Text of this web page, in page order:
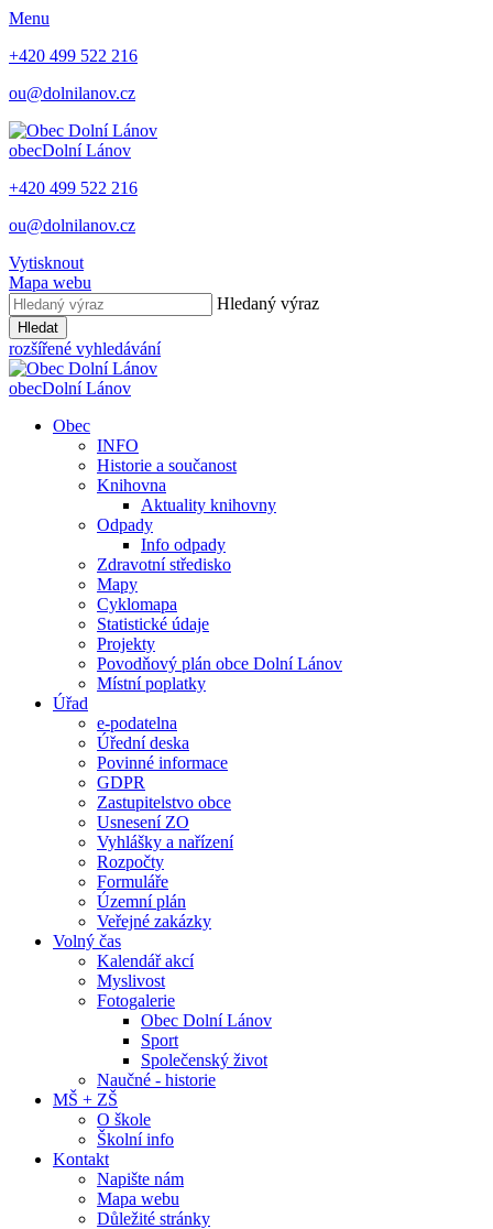
Menu
+420 499 522 216
ou@dolnilanov.cz
obecDolní Lánov
+420 499 522 216
ou@dolnilanov.cz
Vytisknout
Mapa webu
Hledaný výraz
Hledat
rozšířené vyhledávání
obecDolní Lánov
Obec
INFO
Historie a součanost
Knihovna
Aktuality knihovny
Odpady
Info odpady
Zdravotní středisko
Mapy
Cyklomapa
Statistické údaje
Projekty
Povodňový plán obce Dolní Lánov
Místní poplatky
Úřad
e-podatelna
Úřední deska
Povinné informace
GDPR
Zastupitelstvo obce
Usnesení ZO
Vyhlášky a nařízení
Rozpočty
Formuláře
Územní plán
Veřejné zakázky
Volný čas
Kalendář akcí
Myslivost
Fotogalerie
Obec Dolní Lánov
Sport
Společenský život
Naučné - historie
MŠ + ZŠ
O škole
Školní info
Kontakt
Napište nám
Mapa webu
Důležité stránky